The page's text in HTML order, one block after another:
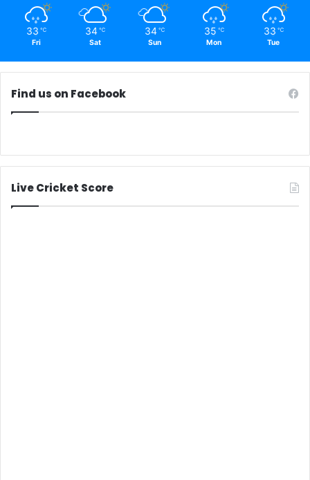
33 ℃
Fri
34 ℃
Sat
34 ℃
Sun
35 ℃
Mon
33 ℃
Tue
Find us on Facebook
Live Cricket Score